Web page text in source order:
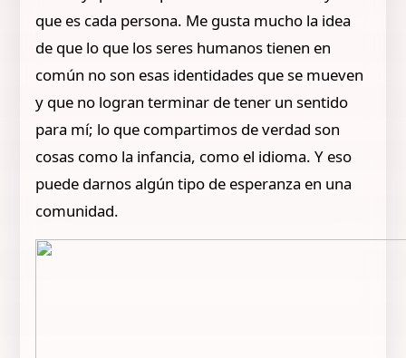
que es cada persona. Me gusta mucho la idea
de que lo que los seres humanos tienen en
común no son esas identidades que se mueven
y que no logran terminar de tener un sentido
para mí; lo que compartimos de verdad son
cosas como la infancia, como el idioma. Y eso
puede darnos algún tipo de esperanza en una
comunidad.